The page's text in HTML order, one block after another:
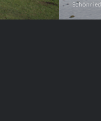
Schönried